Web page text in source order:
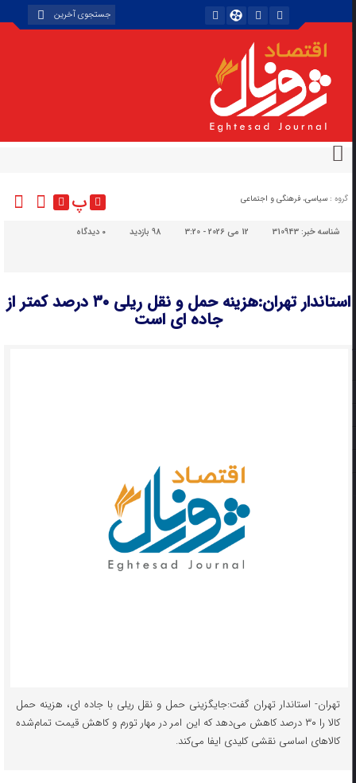
گروه : سیاسی، فرهنگی و اجتماعی پ
شناسه خبر:310943 12 می 2026 - 3:20 98 بازدید دیدگاه
استاندار تهران:هزینه حمل و نقل ریلی ۳۰ درصد کمتر از
جاده ای است
تهران- استاندار تهران گفت:جایگزینی حمل و نقل ریلی با جاده ای، هزینه حمل
کالا را ۳۰ درصد کاهش می‌دهد که این امر در مهار تورم و کاهش قیمت تمام‌شده
کالاهای اساسی نقشی کلیدی ایفا می‌کند.